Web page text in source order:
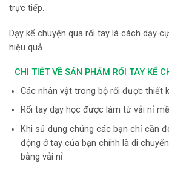
trực tiếp.
Dạy kể chuyện qua rối tay là cách dạy
hiệu quả.
CHI TIẾT VỀ SẢN PHẨM RỐI TAY KỂ
Các nhân vật trong bộ rối được thiết
Rối tay dạy học được làm từ vải nỉ
Khi sử dụng chúng các bạn chỉ cần
động ở tay của bạn chính là di
bằng vải nỉ